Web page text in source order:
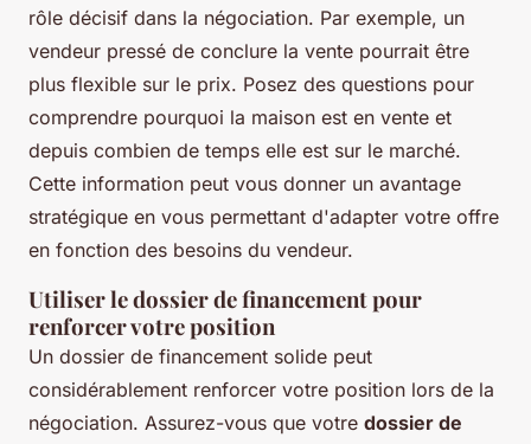
rôle décisif dans la négociation. Par exemple, un
vendeur pressé de conclure la vente pourrait être
plus flexible sur le prix. Posez des questions pour
comprendre pourquoi la maison est en vente et
depuis combien de temps elle est sur le marché.
Cette information peut vous donner un avantage
stratégique en vous permettant d'adapter votre offre
en fonction des besoins du vendeur.
Utiliser le dossier de financement pour
renforcer votre position
Un dossier de financement solide peut
considérablement renforcer votre position lors de la
négociation. Assurez-vous que votre dossier de